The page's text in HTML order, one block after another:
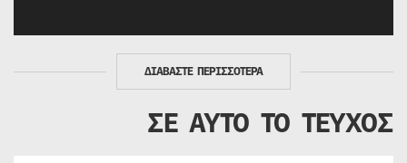
ΔΙΑΒΑΣΤΕ ΠΕΡΙΣΣΟΤΕΡΑ
ΣΕ ΑΥΤΟ ΤΟ ΤΕΥΧΟΣ